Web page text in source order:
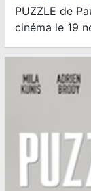
PUZZLE de
cinéma le 19